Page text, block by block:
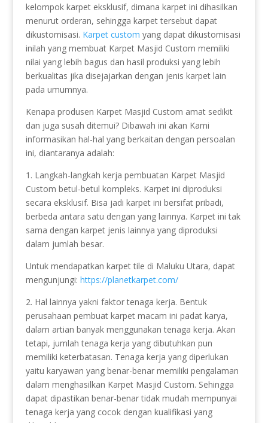
kelompok karpet eksklusif, dimana karpet ini dihasilkan
menurut orderan, sehingga karpet tersebut dapat
dikustomisasi. Karpet custom yang dapat dikustomisasi
inilah yang membuat Karpet Masjid Custom memiliki
nilai yang lebih bagus dan hasil produksi yang lebih
berkualitas jika disejajarkan dengan jenis karpet lain
pada umumnya.
Kenapa produsen Karpet Masjid Custom amat sedikit
dan juga susah ditemui? Dibawah ini akan Kami
informasikan hal-hal yang berkaitan dengan persoalan
ini, diantaranya adalah:
1. Langkah-langkah kerja pembuatan Karpet Masjid
Custom betul-betul kompleks. Karpet ini diproduksi
secara eksklusif. Bisa jadi karpet ini bersifat pribadi,
berbeda antara satu dengan yang lainnya. Karpet ini tak
sama dengan karpet jenis lainnya yang diproduksi
dalam jumlah besar.
Untuk mendapatkan karpet tile di Maluku Utara, dapat
mengunjungi: https://planetkarpet.com/
2. Hal lainnya yakni faktor tenaga kerja. Bentuk
perusahaan pembuat karpet macam ini padat karya,
dalam artian banyak menggunakan tenaga kerja. Akan
tetapi, jumlah tenaga kerja yang dibutuhkan pun
memiliki keterbatasan. Tenaga kerja yang diperlukan
yaitu karyawan yang benar-benar memiliki pengalaman
dalam menghasilkan Karpet Masjid Custom. Sehingga
dapat dipastikan benar-benar tidak mudah mempunyai
tenaga kerja yang cocok dengan kualifikasi yang